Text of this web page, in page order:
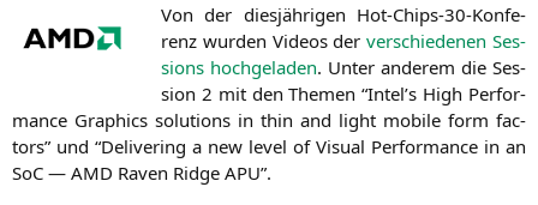
Von der dies­jäh­ri­gen Hot-Chips-30-Kon­fe­
renz wur­den Vide­os derver­schie­de­nen Ses­
si­ons hoch­ge­la­den. Unter ande­rem die Ses­
si­on 2 mit den The­men “Intel’s High Per­for­
mance Gra­phics solu­ti­ons in thin and light mobi­le form fac­
tors” und “Deli­ve­ring a new level of Visu­al Per­for­mance in an
SoC — AMD Raven Ridge APU”.